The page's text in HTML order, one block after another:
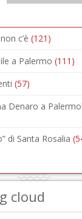
c’è (121)
a Palermo (111)
(57)
Denaro a
di Santa Rosalia
cloud